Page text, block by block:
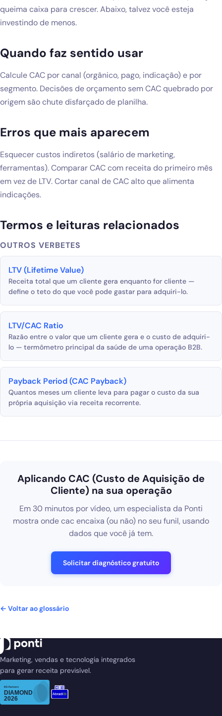
queima caixa para crescer. Abaixo, talvez você esteja
investindo de menos.
Quando faz sentido usar
Calcule CAC por canal (orgânico, pago, indicação) e por
segmento. Decisões de orçamento sem CAC quebrado por
origem são chute disfarçado de planilha.
Erros que mais aparecem
Esquecer custos indiretos (salário de marketing,
ferramentas). Comparar CAC com receita do primeiro mês
em vez de LTV. Cortar canal de CAC alto que alimenta
indicações.
Termos e leituras relacionados
OUTROS VERBETES
LTV (Lifetime Value)
Receita total que um cliente gera enquanto for cliente —
define o teto do que você pode gastar para adquiri-lo.
LTV/CAC Ratio
Razão entre o valor que um cliente gera e o custo de adquiri-
lo — termômetro principal da saúde de uma operação B2B.
Payback Period (CAC Payback)
Quantos meses um cliente leva para pagar o custo da sua
própria aquisição via receita recorrente.
Aplicando CAC (Custo de Aquisição de
Cliente) na sua operação
Em 30 minutos por vídeo, um especialista da Ponti
mostra onde cac encaixa (ou não) no seu funil, usando
dados que você já tem.
Solicitar diagnóstico gratuito
← Voltar ao glossário
Marketing, vendas e tecnologia integrados
para gerar receita previsível.